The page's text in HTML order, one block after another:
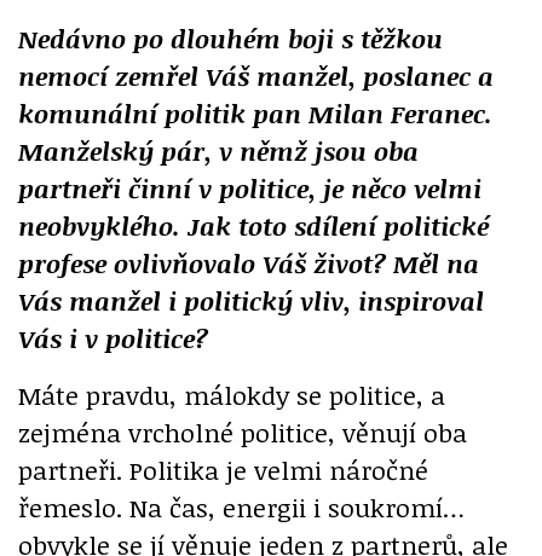
Nedávno po dlouhém boji s těžkou
nemocí zemřel Váš manžel, poslanec a
komunální politik pan Milan Feranec.
Manželský pár, v němž jsou oba
partneři činní v politice, je něco velmi
neobvyklého. Jak toto sdílení politické
profese ovlivňovalo Váš život? Měl na
Vás manžel i politický vliv, inspiroval
Vás i v politice?
Máte pravdu, málokdy se politice, a
zejména vrcholné politice, věnují oba
partneři. Politika je velmi náročné
řemeslo. Na čas, energii i soukromí…
obvykle se jí věnuje jeden z partnerů, ale